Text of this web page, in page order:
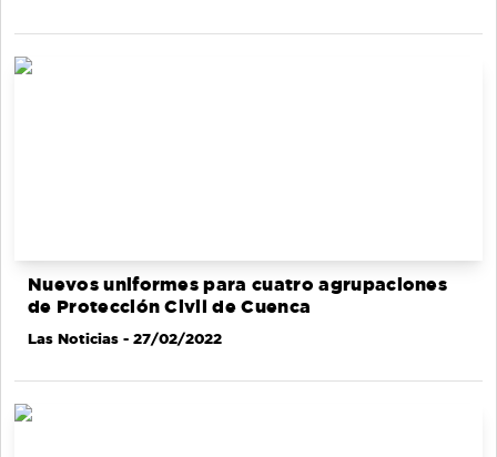
Nuevos uniformes para cuatro agrupaciones
de Protección Civil de Cuenca
Las Noticias - 27/02/2022